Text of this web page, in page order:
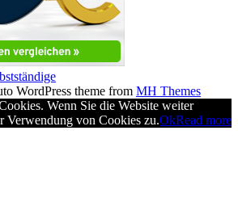
WordPress theme from MH Themes
Wenn Sie die Website weiter
Verwendung von Cookies zu.OkRead more